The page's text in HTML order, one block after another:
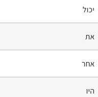
יכול
את
אחר
היו